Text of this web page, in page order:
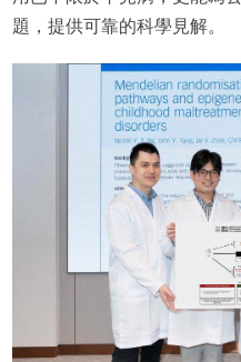
題，提供可靠的科學見解。